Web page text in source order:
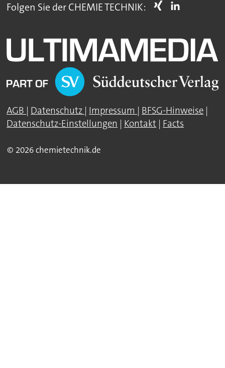
Folgen Sie der CHEMIE TECHNIK:
AGB | Datenschutz | Impressum | BFSG-Hinweise |
Datenschutz-Einstellungen | Kontakt | Facts
© 2026 chemietechnik.de